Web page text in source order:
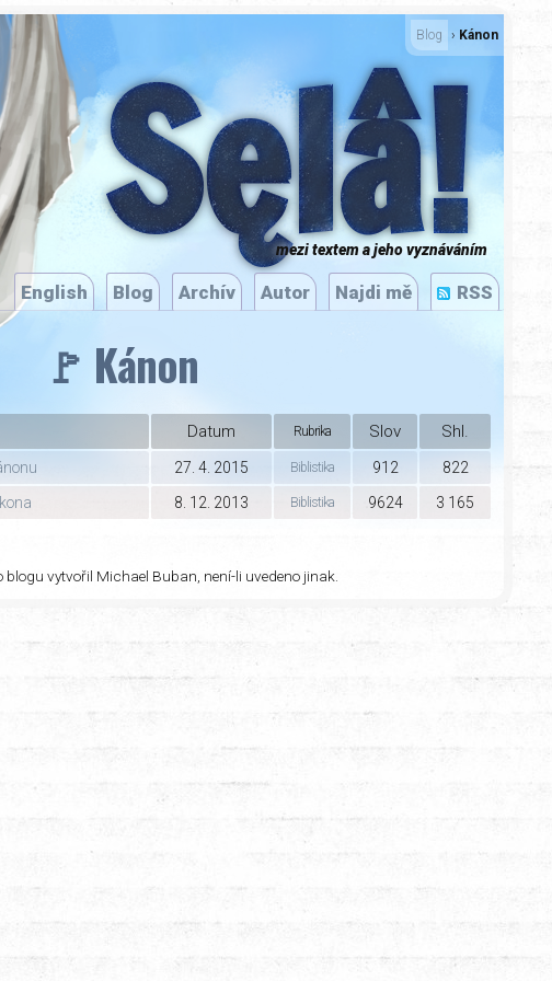
Blog › Kánon
Sęlâ!
mezi textem a jeho vyznáváním
English Blog Archív Autor Najdi mě RSS
🚩 Kánon
Datum Rubrika Slov Shl.
27. 4. 2015 Biblistika 912
822
8. 12. 2013 Biblistika 9624 3 165
blogu vytvořil Michael Buban, není-li uvedeno jinak.